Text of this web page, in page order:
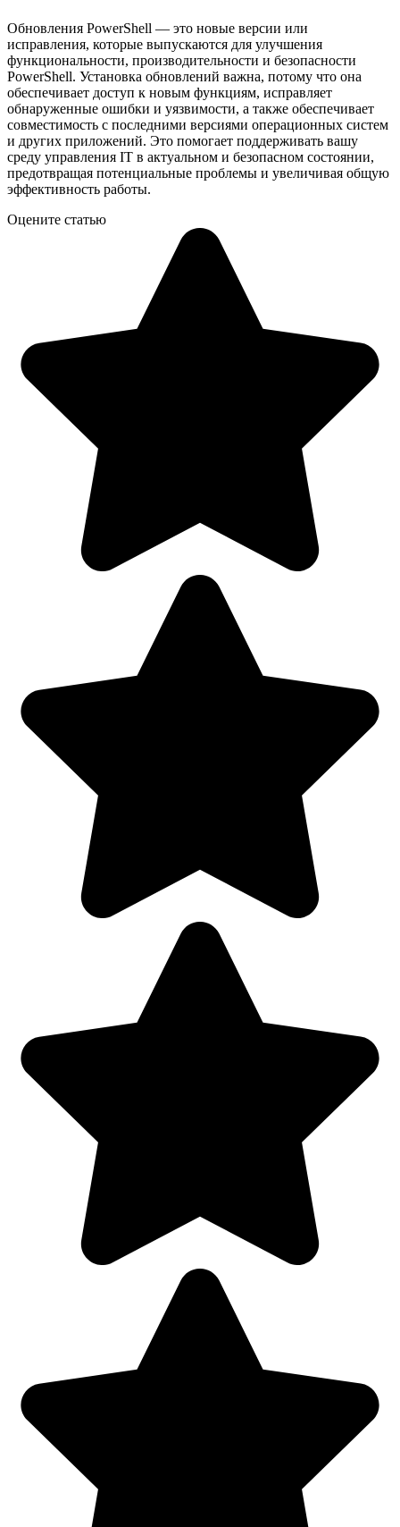
Обновления PowerShell — это новые версии или
исправления, которые выпускаются для улучшения
функциональности, производительности и безопасности
PowerShell. Установка обновлений важна, потому что она
обеспечивает доступ к новым функциям, исправляет
обнаруженные ошибки и уязвимости, а также обеспечивает
совместимость с последними версиями операционных систем
и других приложений. Это помогает поддерживать вашу
среду управления IT в актуальном и безопасном состоянии,
предотвращая потенциальные проблемы и увеличивая общую
эффективность работы.
Оцените статью